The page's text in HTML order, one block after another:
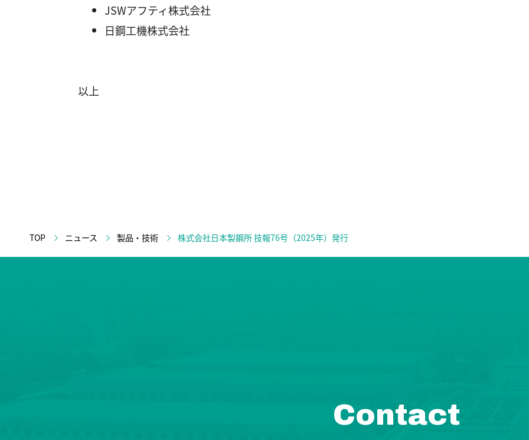
JSWアフティ株式会社
日鋼工機株式会社
以上
TOP ニュース 製品・技術 株式会社日本製鋼所 技報76号（2025年）発行
Contact